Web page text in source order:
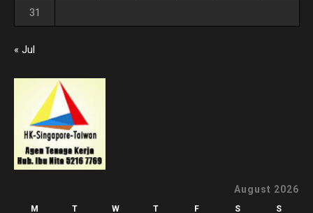
31
« Jul
August 2026
M T W T F S S